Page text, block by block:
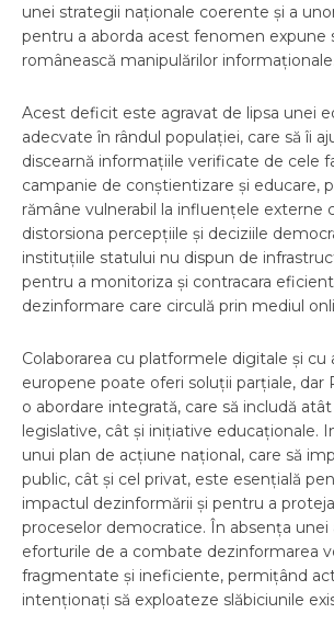
unei strategii naționale coerente și a
pentru a aborda acest fenomen expune
românească manipulărilor informaționale.
Acest deficit este agravat de lipsa unei
adecvate în rândul populației, care să îi
discearnă informațiile verificate de cele
campanie de conștientizare și educare,
rămâne vulnerabil la influențele externe
distorsiona percepțiile și deciziile
instituțiile statului nu dispun de
pentru a monitoriza și contracara
dezinformare care circulă prin mediul
Colaborarea cu platformele digitale și cu
europene poate oferi soluții parțiale, dar
o abordare integrată, care să includă
legislative, cât și inițiative educaționale.
unui plan de acțiune național, care să
public, cât și cel privat, este esențială
impactul dezinformării și pentru a
proceselor democratice. În absența
eforturile de a combate dezinformarea
fragmentate și ineficiente, permițând
intenționați să exploateze slăbiciunile